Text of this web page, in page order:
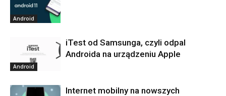
Android
Android
iTest od Samsunga, czyli odpal
Androida na urządzeniu Apple
Internet mobilny na nowszych